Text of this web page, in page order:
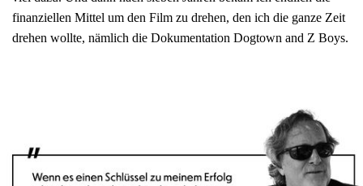
finanziellen Mittel um den Film zu drehen, den ich die ganze Zeit
drehen wollte, nämlich die Dokumentation Dogtown and Z Boys.